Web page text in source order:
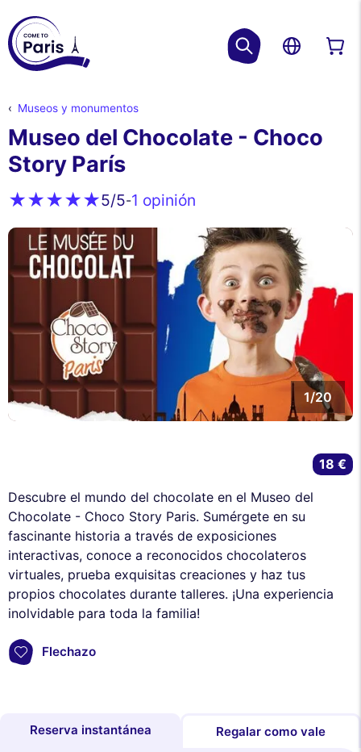
Museos y monumentos
Museo del Chocolate - Choco
Story París
5/5-1 opinión
1/20
Descubre el mundo del chocolate en el Museo del
Chocolate - Choco Story Paris. Sumérgete en su
fascinante historia a través de exposiciones
interactivas, conoce a reconocidos chocolateros
virtuales, prueba exquisitas creaciones y haz tus
propios chocolates durante talleres. ¡Una experiencia
inolvidable para toda la familia!
Flechazo
18 €
Reserva instantánea Regalar como vale